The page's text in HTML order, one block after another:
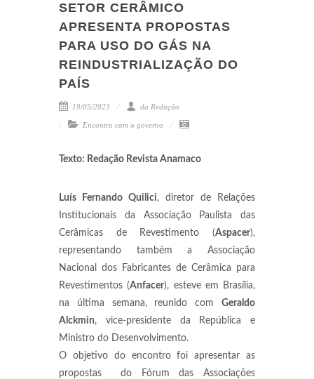
SETOR CERÂMICO
APRESENTA PROPOSTAS
PARA USO DO GÁS NA
REINDUSTRIALIZAÇÃO DO
PAÍS
19/05/2023 da Redação
Encontro com o governo
Texto: Redação Revista Anamaco
Luís Fernando Quilici, diretor de Relações
Institucionais da Associação Paulista das
Cerâmicas de Revestimento (Aspacer),
representando também a Associação
Nacional dos Fabricantes de Cerâmica para
Revestimentos (Anfacer), esteve em Brasília,
na última semana, reunido com Geraldo
Alckmin, vice-presidente da República e
Ministro do Desenvolvimento.
O objetivo do encontro foi apresentar as
propostas do Fórum das Associações